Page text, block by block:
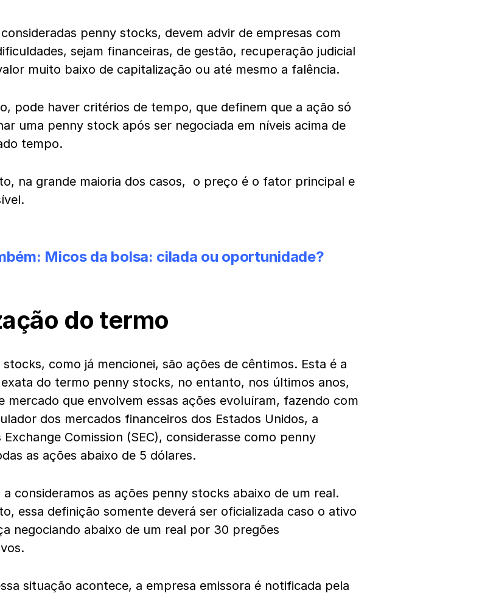
penny stocks, devem advir de empresas com
sejam financeiras, de gestão, recuperação judicial
muito baixo de capitalização ou até mesmo a falência.
pode haver critérios de tempo, que definem que a ação só
uma penny stock após ser negociada em níveis acima de
tempo.
na grande maioria dos casos, o preço é o fator principal e
Micos da bolsa: cilada ou oportunidade?
do termo
stocks, como já mencionei, são ações de cêntimos. Esta é a
do termo penny stocks, no entanto, nos últimos anos,
mercado que envolvem essas ações evoluíram, fazendo com
dos mercados financeiros dos Estados Unidos, a
Exchange Comission (SEC), considerasse como penny
as ações abaixo de 5 dólares.
a consideramos as ações penny stocks abaixo de um real.
essa definição somente deverá ser oficializada caso o ativo
negociando abaixo de um real por 30 pregões
situação acontece, a empresa emissora é notificada pela